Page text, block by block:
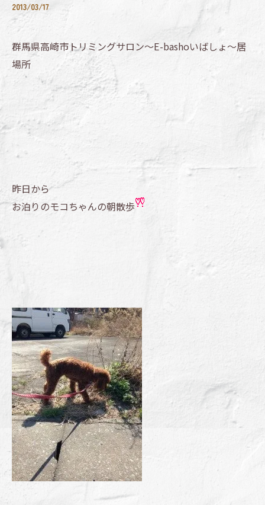
2013/03/17
群馬県高崎市トリミングサロン～E-bashoいばしょ～居
場所
昨日から
お泊りのモコちゃんの朝散歩